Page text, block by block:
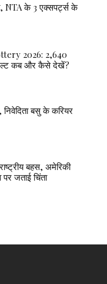
NTA के 3 एक्सपर्ट्स के
2026: 2,640
कब और कैसे देखें?
बसु के करियर
बहस, अमेरिकी
जताई चिंता